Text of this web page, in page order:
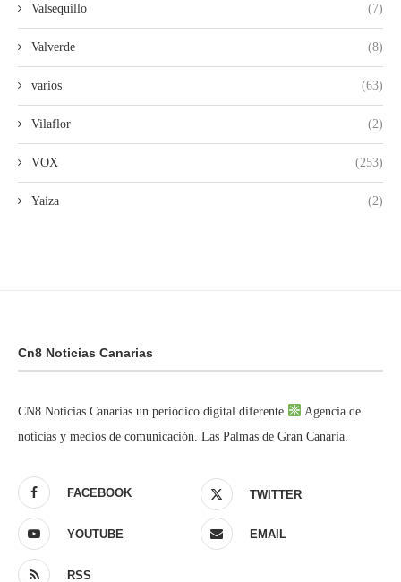
Valsequillo (7)
Valverde (8)
varios (63)
Vilaflor (2)
VOX (253)
Yaiza (2)
Cn8 Noticias Canarias
CN8 Noticias Canarias un periódico digital diferente
Agencia de
noticias y medios de comunicación. Las Palmas de Gran Canaria.
FACEBOOK TWITTER
YOUTUBE EMAIL
RSS